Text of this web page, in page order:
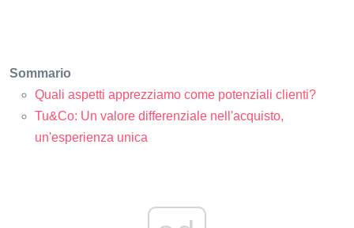
Sommario
Quali aspetti apprezziamo come potenziali clienti?
Tu&Co: Un valore differenziale nell'acquisto,
un'esperienza unica